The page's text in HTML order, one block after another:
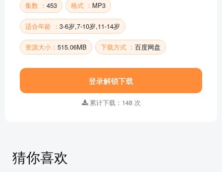
集数 ： 453 格式 ： MP3
适合年龄 ： 3-6岁,7-10岁,11-14岁
资源大小： 515.06MB 下载方式 ： 百度网盘
登录解锁下载
累计下载：148 次
猜你喜欢